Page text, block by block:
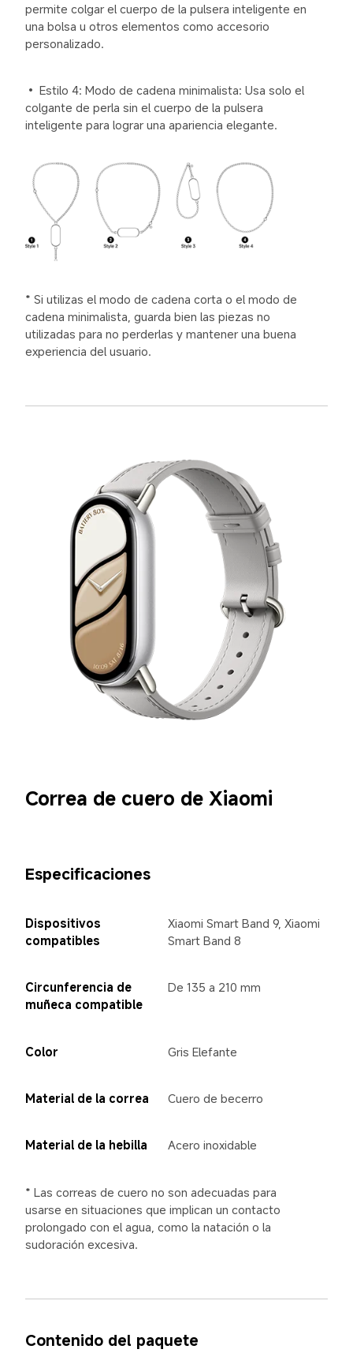
permite colgar el cuerpo de la pulsera inteligente en
una bolsa u otros elementos como accesorio
personalizado.
• Estilo 4: Modo de cadena minimalista: Usa solo el
colgante de perla sin el cuerpo de la pulsera
inteligente para lograr una apariencia elegante.
* Si utilizas el modo de cadena corta o el modo de
cadena minimalista, guarda bien las piezas no
utilizadas para no perderlas y mantener una buena
experiencia del usuario.
Correa de cuero de Xiaomi
Especificaciones
Dispositivos
compatibles
Xiaomi Smart Band 9, Xiaomi
Smart Band 8
Circunferencia de
muñeca compatible
De 135 a 210 mm
Color Gris Elefante
Material de la correa Cuero de becerro
Material de la hebilla Acero inoxidable
* Las correas de cuero no son adecuadas para
usarse en situaciones que implican un contacto
prolongado con el agua, como la natación o la
sudoración excesiva.
Contenido del paquete